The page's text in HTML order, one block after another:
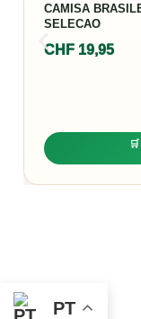
CAMISA
SELECAO
CHF 19,95
PT